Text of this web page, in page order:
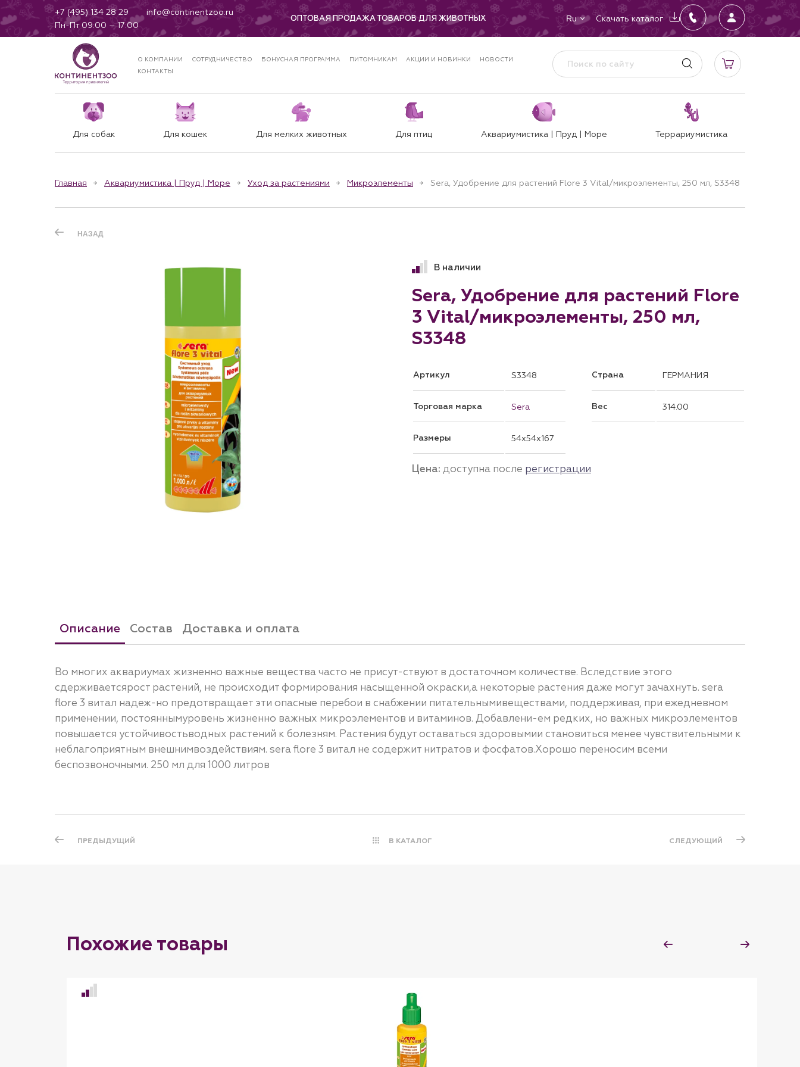
+7 (495) 134 28 29
info@continentzoo.ru
Пн-Пт 09:00 – 17:00
ОПТОВАЯ ПРОДАЖА ТОВАРОВ ДЛЯ ЖИВОТНЫХ Ru Скачать каталог
О КОМПАНИИ СОТРУДНИЧЕСТВО БОНУСНАЯ ПРОГРАММА ПИТОМНИКАМ АКЦИИ И НОВИНКИ
НОВОСТИ
КОНТАКТЫ
Для собак Для кошек Для мелких животных Для птиц Аквариумистика | Пруд | Море Террариумистика
Главная Аквариумистика | Пруд | Море Уход за растениями Микроэлементы Sera, Удобрение для растений Flore 3 Vital/микроэлементы, 250 мл, S3348
НАЗАД
В наличии
Sera, Удобрение для растений Flore
3 Vital/микроэлементы, 250 мл,
S3348
Артикул S3348
Торговая марка Sera
Размеры 54x54x167
Страна ГЕРМАНИЯ
Вес 314.00
Цена: доступна после регистрации
Описание Состав Доставка и оплата
Во многих аквариумах жизненно важные вещества часто не присут-ствуют в достаточном количестве. Вследствие этого
сдерживаетсярост растений, не происходит формирования насыщенной окраски,а некоторые растения даже могут зачахнуть. sera
flore 3 витал надеж-но предотвращает эти опасные перебои в снабжении питательнымивеществами, поддерживая, при ежедневном
применении, постояннымуровень жизненно важных микроэлементов и витаминов. Добавлени-ем редких, но важных микроэлементов
повышается устойчивостьводных растений к болезням. Растения будут оставаться здоровымии становиться менее чувствительными к
неблагоприятным внешнимвоздействиям. sera flore 3 витал не содержит нитратов и фосфатов.Хорошо переносим всеми
беспозвоночными. 250 мл для 1000 литров
ПРЕДЫДУЩИЙ В КАТАЛОГ СЛЕДУЮЩИЙ
Похожие товары